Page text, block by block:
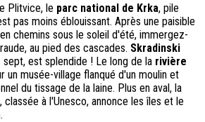
Plitvice, le parc national de Krka, pile
pas moins éblouissant. Après une paisible
chemins sous le soleil d'été, immergez-
au pied des cascades. Skradinski
est splendide ! Le long de la rivière
un musée-village flanqué d'un moulin et
du tissage de la laine. Plus en aval, la
, classée à l'Unesco, annonce les îles et le